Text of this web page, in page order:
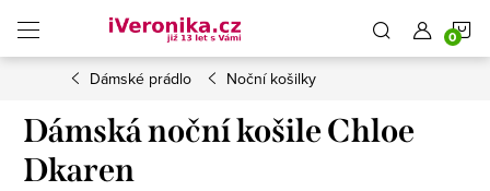
obsah
Dámské prádlo Noční košilky
Dámská noční košile Chloe
Dkaren